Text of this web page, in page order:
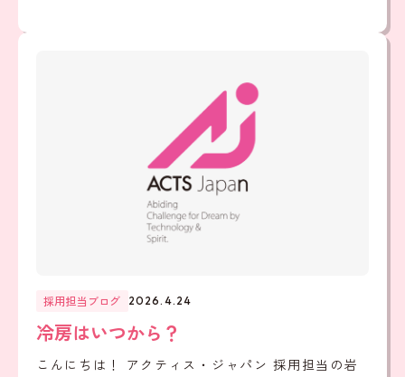
採用担当ブログ 2026.4.24
冷房はいつから？
こんにちは！ アクティス・ジャパン 採用担当の岩